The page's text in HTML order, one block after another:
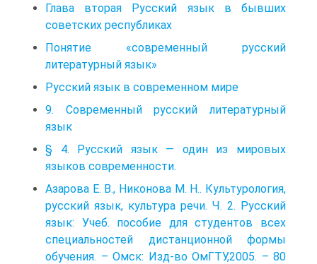
Глава вторая Русский язык в бывших
советских республиках
Понятие «современный русский
литературный язык»
Русский язык в современном мире
9. Современный русский литературный
язык
§ 4. Русский язык — один из мировых
языков современности.
Азарова Е. В., Никонова М. Н.. Культурология,
русский язык, культура речи. Ч. 2. Русский
язык: Учеб. пособие для студентов всех
специальностей дистанционной формы
обучения. – Омск: Изд-во ОмГТУ,2005. – 80